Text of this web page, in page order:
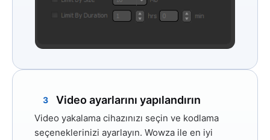
3 Video ayarlarını yapılandırın
Video yakalama cihazınızı seçin ve kodlama
seçeneklerinizi ayarlayın. Wowza ile en iyi